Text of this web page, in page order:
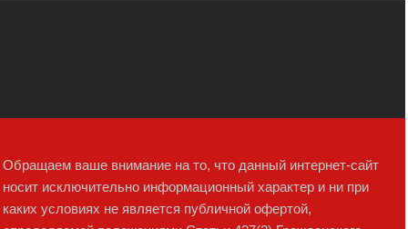
Обращаем ваше внимание на то, что данный интернет-сайт
носит исключительно информационный характер и ни при
каких условиях не является публичной офертой,